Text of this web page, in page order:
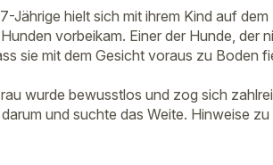
Jährige hielt sich mit ihrem Kind auf
vorbeikam. Einer der Hunde, der
sie mit dem Gesicht voraus zu Boden
wurde bewusstlos und zog sich
und suchte das Weite. Hinweise